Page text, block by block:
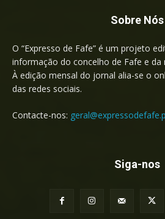
Sobre Nós
O “Expresso de Fafe” é um projeto
informação do concelho de Fafe e da
À edição mensal do jornal alia-se o
das redes sociais.
Contacte-nos:
Siga-nos